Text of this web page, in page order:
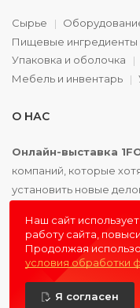
Сырье
Пищевые ингредиенты
Упаковка и оболочка
Мебель и инвентарь
О НАС
Онлайн-выставка
компаний, которые
установить новые
© 2016 - 2026
Наш сайт
работу сайта,
Продолжая
условия обработки
Я согласен